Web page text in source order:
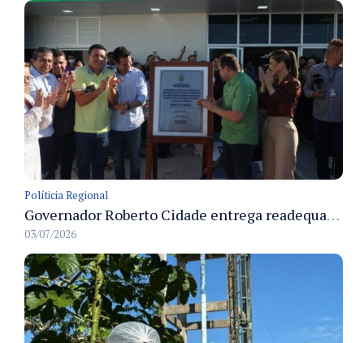
Políticia Regional
Governador Roberto Cidade entrega readequação do ambulatório da FCecon e amplia capacidade de atendimento oncológico em Manaus
03/07/2026